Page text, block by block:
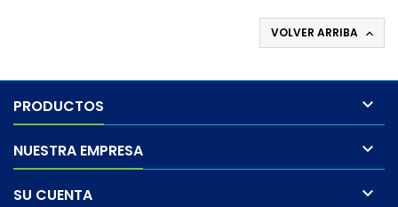
VOLVER ARRIBA 
PRODUCTOS 
NUESTRA EMPRESA 
SU CUENTA 